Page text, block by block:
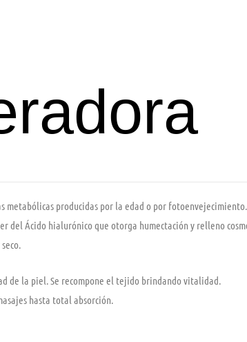
producidas por la edad o por
del Ácido hialurónico que otorga humectación y relleno
de la piel. Se recompone el tejido brindando vitalidad.
hasta total absorción.